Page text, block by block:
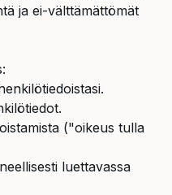
ja ei-välttämättömät
("oikeus tulla
luettavassa